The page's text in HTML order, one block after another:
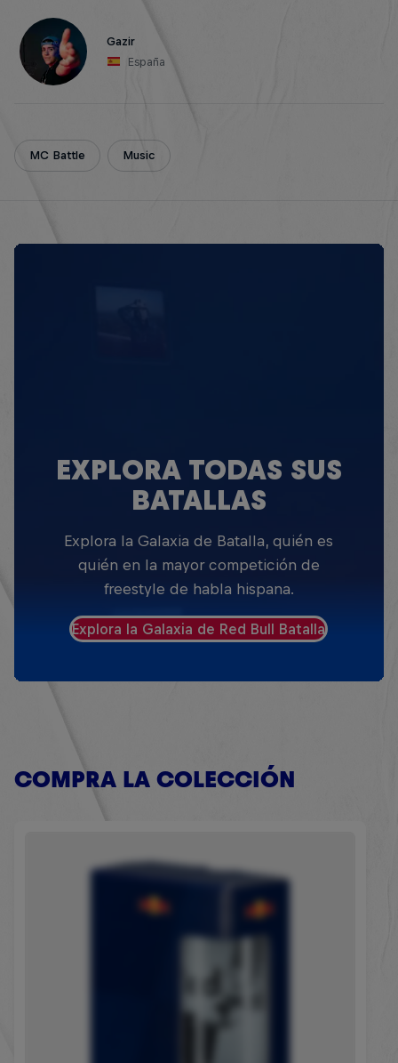
Gazir
España
MC Battle Music
EXPLORA TODAS SUS
BATALLAS
Explora la Galaxia de Batalla, quién es
quién en la mayor competición de
freestyle de habla hispana.
Explora la Galaxia de Red Bull Batalla
COMPRA LA COLECCIÓN